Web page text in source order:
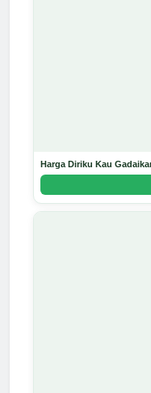
Harga Diriku Kau